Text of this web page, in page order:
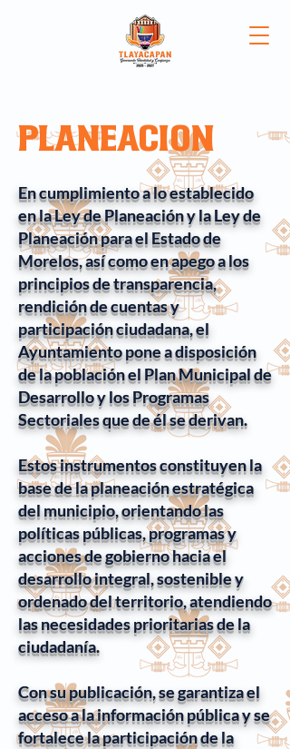
Planeacion
En cumplimiento a lo establecido
en la Ley de Planeación y la Ley de
Planeación para el Estado de
Morelos, así como en apego a los
principios de transparencia,
rendición de cuentas y
participación ciudadana, el
Ayuntamiento pone a disposición
de la población el Plan Municipal de
Desarrollo y los Programas
Sectoriales que de él se derivan.
Estos instrumentos constituyen la
base de la planeación estratégica
del municipio, orientando las
políticas públicas, programas y
acciones de gobierno hacia el
desarrollo integral, sostenible y
ordenado del territorio, atendiendo
las necesidades prioritarias de la
ciudadanía.
Con su publicación, se garantiza el
acceso a la información pública y se
fortalece la participación de la